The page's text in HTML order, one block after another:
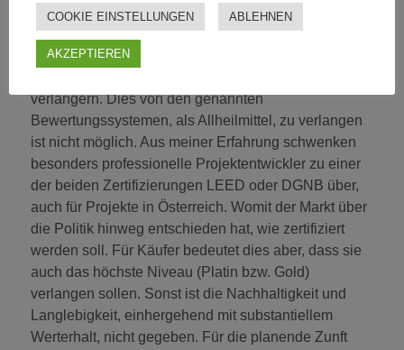
Betrachtung des Einzelfalles – besonders
interdisziplinär – wird, verbunden mit dem Willen,
diese Entscheidungen auch umzusetzen, weiterhin
verlängern. Dies von den genannten
Bewertungssystemen, als Allheilmittel, zu verlangen
ist nicht möglich. Aus meiner Erfahrung schwenken
besonders professionelle Projektentwickler zu einer
der beiden Zertifizierungen LEED oder DGNB über,
auch für Projekte in Österreich. Womit der Markt über
die Politik hinweg entschieden hat, wie zertifiziert
werden soll. Für Käufer bedeutet dies aber, dass sie
auch das höchste Niveau (Platin bzw. Gold)
verlangen sollen. Sonst ist die Nachhaltigkeit und
Langlebigkeit, einhergehend mit substantiellem
Werterhalt, nicht gegeben. Für die planende Zunft
COOKIE EINSTELLUNGEN ABLEHNEN
AKZEPTIEREN